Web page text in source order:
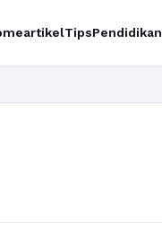
artikelTipsPendidikan